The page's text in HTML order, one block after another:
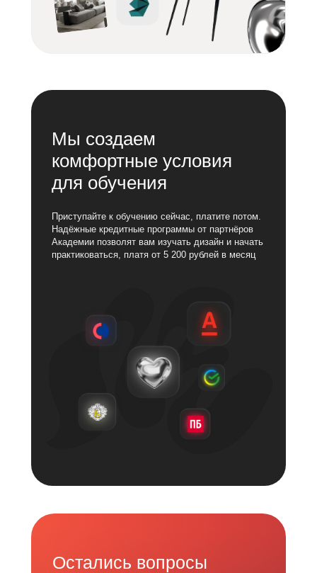
Приступайте к обучению сейчас, платите потом.
Надёжные кредитные программы от партнёров
Академии позволят вам изучать дизайн и начать
практиковаться, платя от 5 200 рублей в месяц
Мы создаем
комфортные условия
для обучения
Остались вопросы